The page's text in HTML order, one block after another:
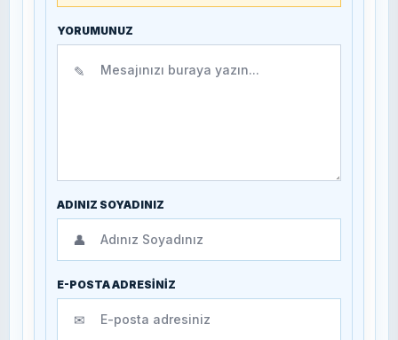
YORUMUNUZ
✎
ADINIZ SOYADINIZ
👤
E-POSTA ADRESİNİZ
✉